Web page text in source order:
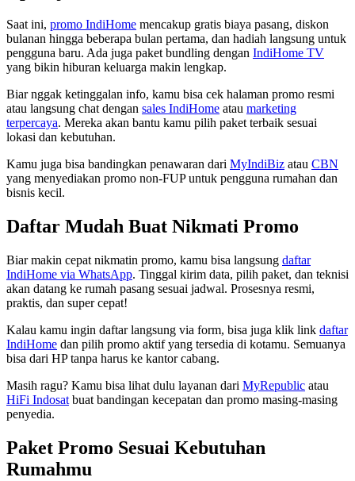
Saat ini, promo IndiHome mencakup gratis biaya pasang, diskon
bulanan hingga beberapa bulan pertama, dan hadiah langsung untuk
pengguna baru. Ada juga paket bundling dengan IndiHome TV
yang bikin hiburan keluarga makin lengkap.
Biar nggak ketinggalan info, kamu bisa cek halaman promo resmi
atau langsung chat dengan sales IndiHome atau marketing
terpercaya. Mereka akan bantu kamu pilih paket terbaik sesuai
lokasi dan kebutuhan.
Kamu juga bisa bandingkan penawaran dari MyIndiBiz atau CBN
yang menyediakan promo non-FUP untuk pengguna rumahan dan
bisnis kecil.
Daftar Mudah Buat Nikmati Promo
Biar makin cepat nikmatin promo, kamu bisa langsung daftar
IndiHome via WhatsApp. Tinggal kirim data, pilih paket, dan teknisi
akan datang ke rumah pasang sesuai jadwal. Prosesnya resmi,
praktis, dan super cepat!
Kalau kamu ingin daftar langsung via form, bisa juga klik link daftar
IndiHome dan pilih promo aktif yang tersedia di kotamu. Semuanya
bisa dari HP tanpa harus ke kantor cabang.
Masih ragu? Kamu bisa lihat dulu layanan dari MyRepublic atau
HiFi Indosat buat bandingan kecepatan dan promo masing-masing
penyedia.
Paket Promo Sesuai Kebutuhan
Rumahmu